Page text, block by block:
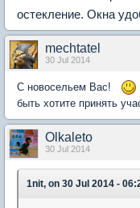
остекление. Окна
mechtatel
30 Jul 2014
С новосельем Вас!
быть хотите принять
Olkaleto
30 Jul 2014
1nit, on 30 Jul 2014 -